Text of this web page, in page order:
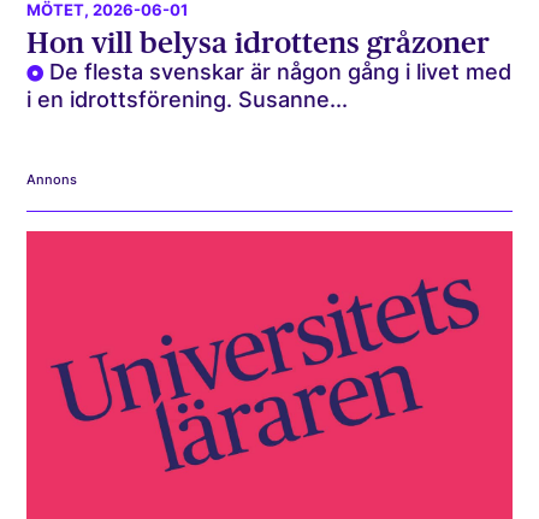
MÖTET, 2026-06-01
Hon vill belysa idrottens gråzoner
De flesta svenskar är någon gång i livet med
i en idrottsförening. Susanne...
Annons